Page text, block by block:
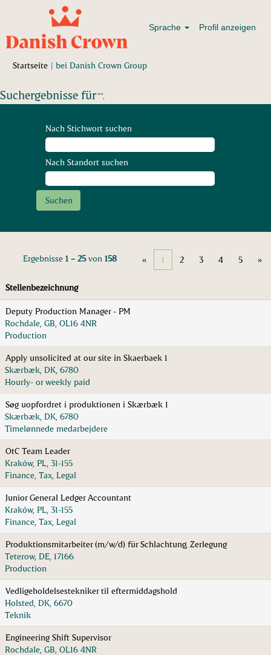
Sprache Profil anzeigen
Startseite | bei Danish Crown Group(aktuelle
Suchergebnisse für"".
Nach Stichwort suchen
Nach Standort suchen
Ergebnisse 1 – 25von 158 « 1 2 3 4 5 »
Stellenbezeichnung
Deputy Production Manager - PM
Rochdale, GB, OL16 4NR
Production
Apply unsolicited at our site in Skaerbaek 1
Skærbæk, DK, 6780
Hourly- or weekly paid
Søg uopfordret i produktionen i Skærbæk 1
Skærbæk, DK, 6780
Timelønnede medarbejdere
OtC Team Leader
Kraków, PL, 31-155
Finance, Tax, Legal
Junior General Ledger Accountant
Kraków, PL, 31-155
Finance, Tax, Legal
Produktionsmitarbeiter (m/w/d) für Schlachtung, Zerlegung
Teterow, DE, 17166
Production
Vedligeholdelsestekniker til eftermiddagshold
Holsted, DK, 6670
Teknik
Engineering Shift Supervisor
Rochdale, GB, OL16 4NR